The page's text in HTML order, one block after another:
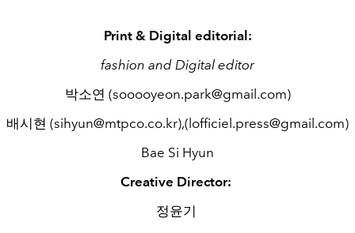
Print & Digital editorial:
fashion and Digital editor
박소연 (sooooyeon.park@gmail.com)
배시현 (sihyun@mtpco.co.kr),(lofficiel.press@gmail.com)
Bae Si Hyun
Creative Director:
정윤기